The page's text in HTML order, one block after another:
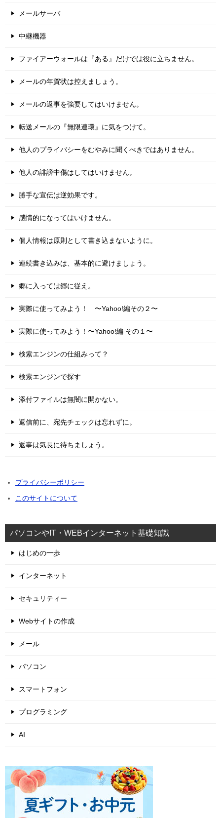
メールサーバ
中継機器
ファイアーウォールは『ある』だけでは役に立ちません。
メールの年賀状は控えましょう。
メールの返事を強要してはいけません。
転送メールの『無限連環』に気をつけて。
他人のプライバシーをむやみに聞くべきではありません。
他人の誹謗中傷はしてはいけません。
勝手な宣伝は逆効果です。
感情的になってはいけません。
個人情報は原則として書き込まないように。
連続書き込みは、基本的に避けましょう。
郷に入っては郷に従え。
実際に使ってみよう！ 〜Yahoo!編その２〜
実際に使ってみよう！〜Yahoo!編 その１〜
検索エンジンの仕組みって？
検索エンジンで探す
添付ファイルは無闇に開かない。
返信前に、宛先チェックは忘れずに。
返事は気長に待ちましょう。
プライバシーポリシー
このサイトについて
パソコンやIT・WEBインターネット基礎知識
はじめの一歩
インターネット
セキュリティー
Webサイトの作成
メール
パソコン
スマートフォン
プログラミング
AI